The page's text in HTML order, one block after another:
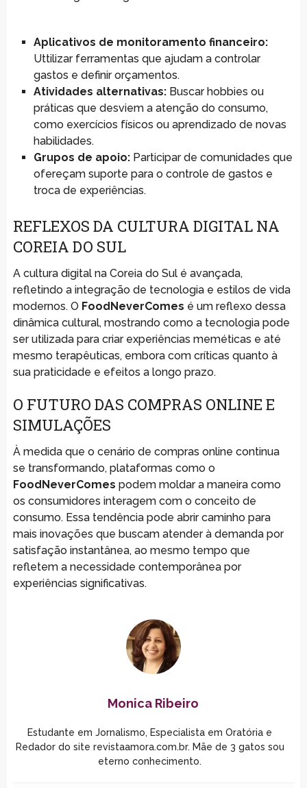
Aplicativos de monitoramento financeiro:
Uttilizar ferramentas que ajudam a controlar
gastos e definir orçamentos.
Atividades alternativas:Buscar hobbies ou
práticas que desviem a atenção do consumo,
como exercícios físicos ou aprendizado de novas
habilidades.
Grupos de apoio:Participar de comunidades que
ofereçam suporte para o controle de gastos e
troca de experiências.
REFLEXOS DA CULTURA DIGITAL NA
COREIA DO SUL
A cultura digital na Coreia do Sul é avançada,
refletindo a integração de tecnologia e estilos de vida
modernos. O FoodNeverComes é um reflexo dessa
dinâmica cultural, mostrando como a tecnologia pode
ser utilizada para criar experiências meméticas e até
mesmo terapêuticas, embora com críticas quanto à
sua praticidade e efeitos a longo prazo.
O FUTURO DAS COMPRAS ONLINE E
SIMULAÇÕES
À medida que o cenário de compras online continua
se transformando, plataformas como o
FoodNeverComes podem moldar a maneira como
os consumidores interagem com o conceito de
consumo. Essa tendência pode abrir caminho para
mais inovações que buscam atender à demanda por
satisfação instantânea, ao mesmo tempo que
refletem a necessidade contemporânea por
experiências significativas.
Monica Ribeiro
Estudante em Jornalismo, Especialista em Oratória e
Redador do site revistaamora.com.br. Mãe de 3 gatos sou
eterno conhecimento.